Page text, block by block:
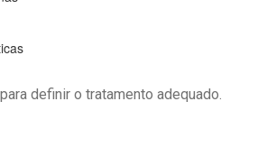
definir o tratamento adequado.